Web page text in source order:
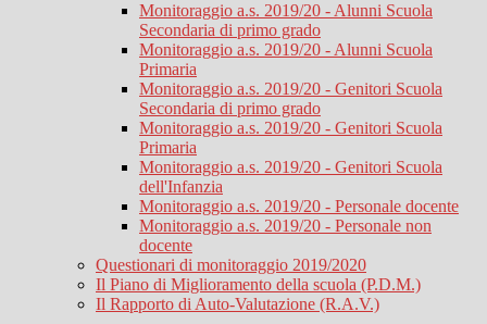
Monitoraggio a.s. 2019/20 - Alunni Scuola
Secondaria di primo grado
Monitoraggio a.s. 2019/20 - Alunni Scuola
Primaria
Monitoraggio a.s. 2019/20 - Genitori Scuola
Secondaria di primo grado
Monitoraggio a.s. 2019/20 - Genitori Scuola
Primaria
Monitoraggio a.s. 2019/20 - Genitori Scuola
dell'Infanzia
Monitoraggio a.s. 2019/20 - Personale docente
Monitoraggio a.s. 2019/20 - Personale non
docente
Questionari di monitoraggio 2019/2020
Il Piano di Miglioramento della scuola (P.D.M.)
Il Rapporto di Auto-Valutazione (R.A.V.)